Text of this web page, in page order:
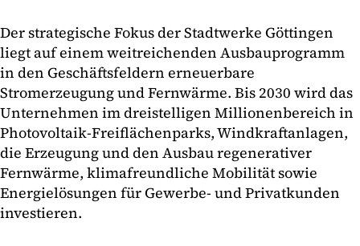
Der strategische Fokus der Stadtwerke Göttingen
liegt auf einem weitreichenden Ausbauprogramm
in den Geschäftsfeldern erneuerbare
Stromerzeugung und Fernwärme. Bis 2030 wird das
Unternehmen im dreistelligen Millionenbereich in
Photovoltaik-Freiflächenparks, Windkraftanlagen,
die Erzeugung und den Ausbau regenerativer
Fernwärme, klimafreundliche Mobilität sowie
Energielösungen für Gewerbe- und Privatkunden
investieren.